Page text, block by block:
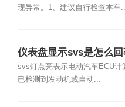
现异常。1、建议自行检查本车
仪表盘显示svs是怎么回
svs灯点亮表示电动汽车ECU计
已检测到发动机或自动...